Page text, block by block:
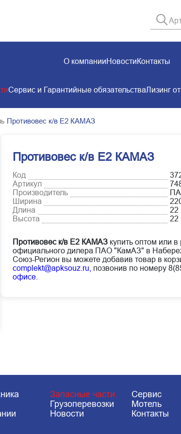
О компанииНовостиКонтакты
Сервис и Гарантийные обязательстваЛизинг
Противовес к/в Е2 КАМАЗ
Противовес к/в Е2 КАМАЗ
Код
Артикул
Производитель
Ширина
Длина
22
Высота
22
Противовес к/в Е2 КАМАЗ купить оптом или
официального дилера ПАО "КамАЗ" в
Союз-Регион вы можете добавив товар в
complekt@apksouz.ru, позвонив по номеру
офисе
Запасные части
Сервис
Грузоперевозки
Мотель
Новости Контакты